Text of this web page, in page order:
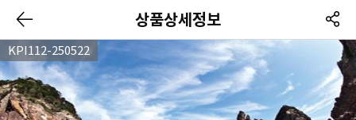
상품상세정보
KPI112-250522